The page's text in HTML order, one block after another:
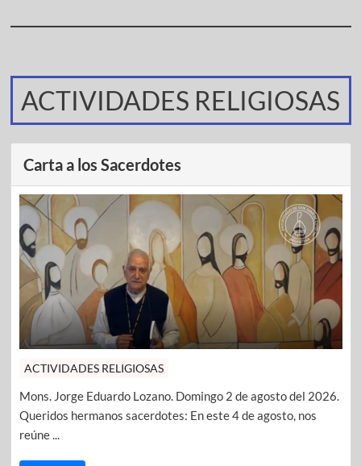
ACTIVIDADES RELIGIOSAS
Carta a los Sacerdotes
ACTIVIDADES RELIGIOSAS
Mons. Jorge Eduardo Lozano. Domingo 2 de agosto del 2026.
Queridos hermanos sacerdotes: En este 4 de agosto, nos
reúne ...